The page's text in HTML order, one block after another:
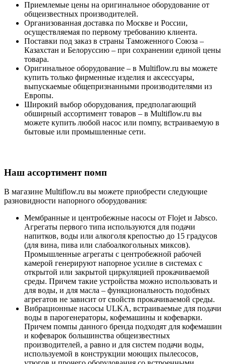
Приемлемые цены на оригинальное оборудование от
общеизвестных производителей.
Организованная доставка по Москве и России,
осуществляемая по первому требованию клиента.
Поставки под заказ в страны Таможенного Союза –
Казахстан и Белоруссию – при сохранении единой цены
товара.
Оригинальное оборудование – в Multiflow.ru вы можете
купить только фирменные изделия и аксессуары,
выпускаемые общепризнанными производителями из
Европы.
Широкий выбор оборудования, предполагающий
обширный ассортимент товаров – в Multiflow.ru вы
можете купить любой насос или помпу, встраиваемую в
бытовые или промышленные сети.
Наш ассортимент помп
В магазине Multiflow.ru вы можете приобрести следующие
разновидности напорного оборудования:
Мембранные и центробежные насосы от Flojet и Jabsco.
Агрегаты первого типа используются для подачи
напитков, воды или алкоголя крепостью до 15 градусов
(для вина, пива или слабоалкогольных миксов).
Промышленные агрегаты с центробежной рабочей
камерой генерируют напорное усилие в системах с
открытой или закрытой циркуляцией прокачиваемой
среды. Причем такие устройства можно использовать и
для воды, и для масла – функциональность подобных
агрегатов не зависит от свойств прокачиваемой среды.
Вибрационные насосы ULKA, встраиваемые для подачи
воды в парогенераторы, кофемашины и кофеварки.
Причем помпы данного бренда подходят для кофемашин
и кофеварок большинства общеизвестных
производителей, а равно и для систем подачи воды,
используемой в конструкции моющих пылесосов,